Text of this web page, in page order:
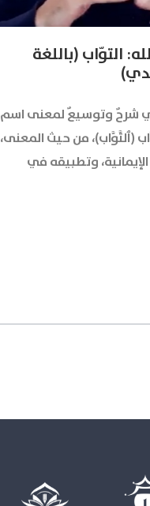
التوّاب (باللغة
شرحٌ وتوسيعٌ لمعنى اسم
(ٱلتَّوَّاب)، من حيثالمعنى،
الإيمانية، وتطبيقه في